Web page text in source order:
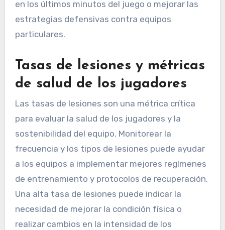
en los últimos minutos del juego o mejorar las
estrategias defensivas contra equipos
particulares.
Tasas de lesiones y métricas
de salud de los jugadores
Las tasas de lesiones son una métrica crítica
para evaluar la salud de los jugadores y la
sostenibilidad del equipo. Monitorear la
frecuencia y los tipos de lesiones puede ayudar
a los equipos a implementar mejores regímenes
de entrenamiento y protocolos de recuperación.
Una alta tasa de lesiones puede indicar la
necesidad de mejorar la condición física o
realizar cambios en la intensidad de los